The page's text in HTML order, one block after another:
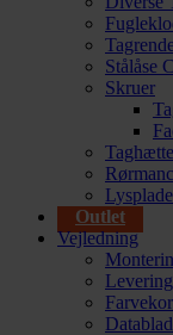
Stålåse
Skruer
Outlet
Vejledning